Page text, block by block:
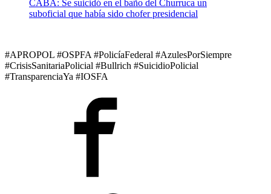
CABA: Se suicidó en el baño del Churruca un
suboficial que había sido chofer presidencial
#APROPOL #OSPFA #PolicíaFederal #AzulesPorSiempre
#CrisisSanitariaPolicial #Bullrich #SuicidioPolicial
#TransparenciaYa #IOSFA